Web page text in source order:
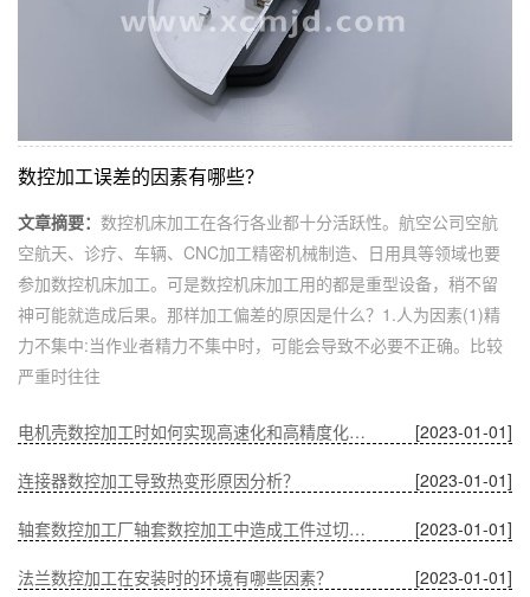
数控加工误差的因素有哪些？
文章摘要： 数控机床加工在各行各业都十分活跃性。航空公司空航
空航天、诊疗、车辆、CNC加工精密机械制造、日用具等领域也要
参加数控机床加工。可是数控机床加工用的都是重型设备，稍不留
神可能就造成后果。那样加工偏差的原因是什么？1.人为因素(1)精
力不集中:当作业者精力不集中时，可能会导致不必要不正确。比较
严重时往往
[2023-01-01]
电机壳数控加工时如何实现高速化和高精度化的问题？
[2023-01-01]
连接器数控加工导致热变形原因分析？
[2023-01-01]
轴套数控加工厂轴套数控加工中造成工件过切的原因？
[2023-01-01]
法兰数控加工在安装时的环境有哪些因素？